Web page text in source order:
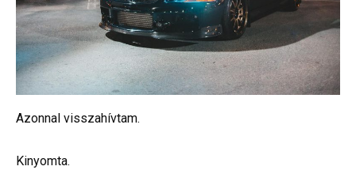
Azonnal visszahívtam.
Kinyomta.